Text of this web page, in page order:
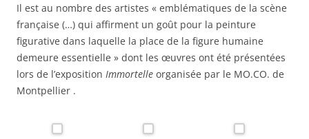
Il est au nombre des artistes « emblématiques de la scène
française (…) qui affirment un goût pour la peinture
figurative dans laquelle la place de la figure humaine
demeure essentielle » dont les œuvres ont été présentées
lors de l’exposition Immortelle organisée par le MO.CO. de
Montpellier .